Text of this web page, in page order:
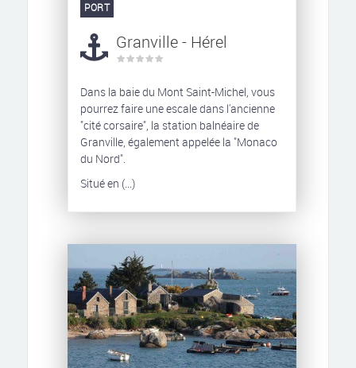
PORT
Granville - Hérel
Dans la baie du Mont Saint-Michel, vous
pourrez faire une escale dans l'ancienne
"cité corsaire", la station balnéaire de
Granville, également appelée la "Monaco
du Nord".
Situé en (...)